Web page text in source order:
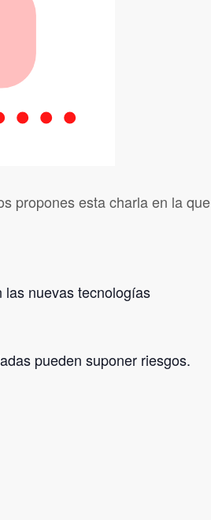
propones esta charla en la que
las nuevas tecnologías
pueden suponer riesgos.